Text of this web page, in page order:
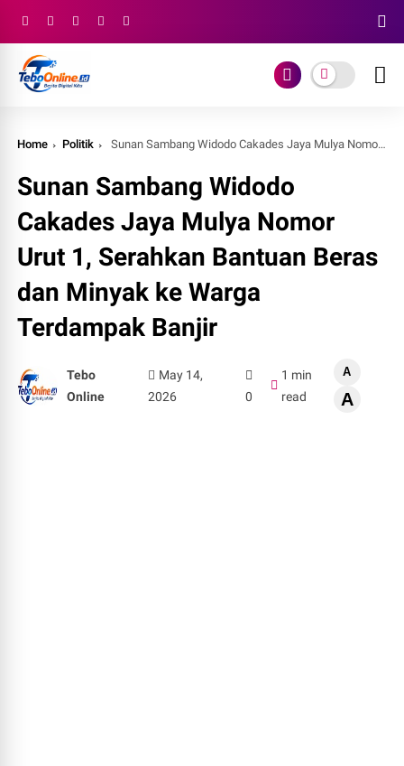
Home Politik Sunan Sambang Widodo Cakades Jaya Mulya Nomor Urut 1, Serahkan Bantuan Beras dan Minyak ke Warga Terdampak Banjir
Sunan Sambang Widodo
Cakades Jaya Mulya Nomor
Urut 1, Serahkan Bantuan Beras
dan Minyak ke Warga
Terdampak Banjir
Tebo
Online
May 14,
2026
0
1 min
read
A
A